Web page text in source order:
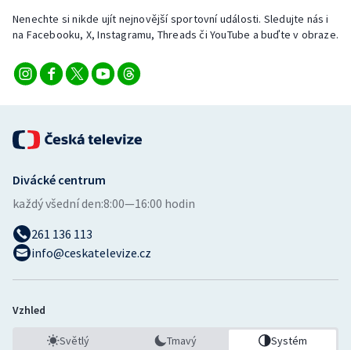
Nenechte si nikde ujít nejnovější sportovní události. Sledujte nás i
na Facebooku, X, Instagramu, Threads či YouTube a buďte v obraze.
Divácké centrum
každý všední den:8:00—16:00 hodin
261 136 113
info@ceskatelevize.cz
Vzhled
Světlý Tmavý Systém